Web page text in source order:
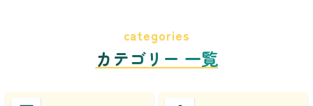
categories
カテゴリー 一覧